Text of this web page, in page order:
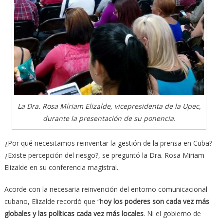
La Dra. Rosa Míriam Elizalde, vicepresidenta de la Upec,
durante la presentación de su ponencia.
¿Por qué necesitamos reinventar la gestión de la prensa en Cuba?
¿Existe percepción del riesgo?, se preguntó la Dra. Rosa Miriam
Elizalde en su conferencia magistral.
Acorde con la necesaria reinvención del entorno comunicacional
cubano, Elizalde recordó que “hoy los poderes son cada vez más
globales y las políticas cada vez más locales. Ni el gobierno de